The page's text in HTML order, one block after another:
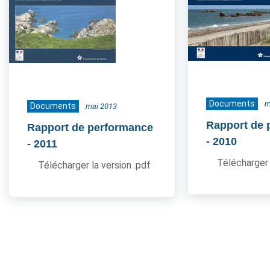
Documents mai 2013
Rapport de performance
- 2011
Télécharger la version .pdf
Documents
Rapport de
- 2010